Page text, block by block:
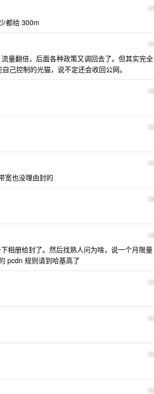
23
都给 300m
24
量翻倍，后面各种政策又调回去了。但其实完全
己控制的光猫，说不定还会收回公网。
25
26
27
宽也没理由封的
28
29
相册给封了。然后找熟人问为啥，说一个月限量
pcdn 规则请到哈基高了
30
31
32
33